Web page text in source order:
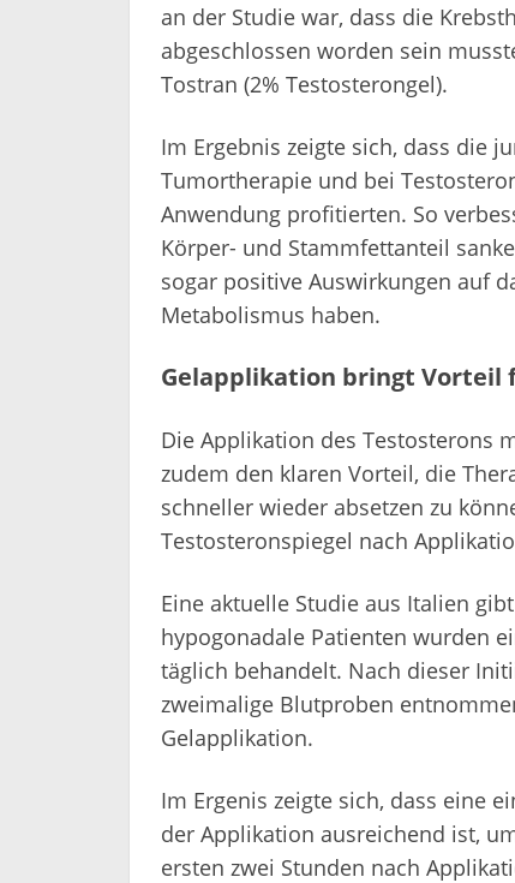
an der Studie war, dass die
abgeschlossen worden sein
Tostran (2% Testosterongel).
Im Ergebnis zeigte sich, dass die
Tumortherapie und bei
Anwendung profitierten. So
Körper- und Stammfettanteil
sogar positive Auswirkungen auf
Metabolismus haben.
Gelapplikation bringt Vorteil
Die Applikation des Testosterons
zudem den klaren Vorteil, die
schneller wieder absetzen zu
Testosteronspiegel nach
Eine aktuelle Studie aus Italien
hypogonadale Patienten wurden
täglich behandelt. Nach dieser
zweimalige Blutproben
Gelapplikation.
Im Ergenis zeigte sich, dass eine
der Applikation ausreichend ist,
ersten zwei Stunden nach